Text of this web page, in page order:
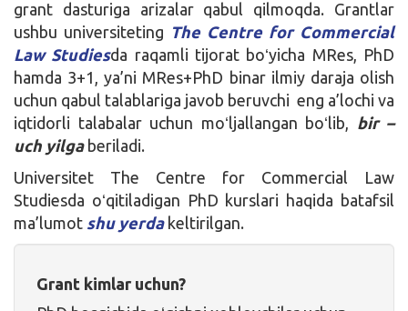
grant dasturiga arizalar qabul qilmoqda. Grantlar
ushbu universiteting The Centre for Commercial
Law Studiesda raqamli tijorat boʻyicha MRes, PhD
hamda 3+1, ya’ni MRes+PhD binar ilmiy daraja olish
uchun qabul talablariga javob beruvchi eng a’lochi va
iqtidorli talabalar uchun moʻljallangan boʻlib,
bir –
uch yilgaberiladi.
Universitet The Centre for Commercial Law
Studiesda oʻqitiladigan PhD kurslari haqida batafsil
ma’lumot shu yerdakeltirilgan.
Grant kimlar uchun?